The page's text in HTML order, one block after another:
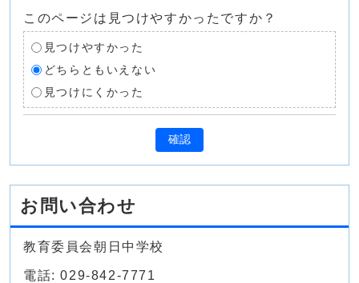
このページは見つけやすかったですか？
見つけやすかった
どちらともいえない
見つけにくかった
確認
お問い合わせ
教育委員会朝日中学校
電話: 029-842-7771